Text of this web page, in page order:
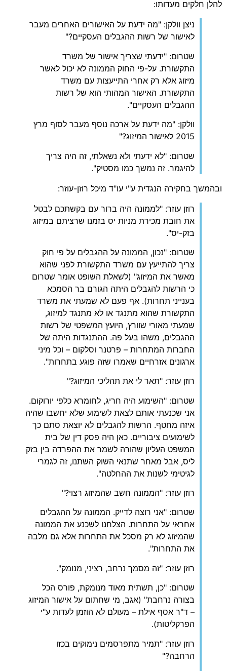
להלן חלקים מעדותו:
ניצן וולקן: "מה ידעת על האישורים האחרים מעבר
לאישור של רשות ההגבלים העסקיים?"
שטרום: "ידעתי שצריך אישור של משרד
התקשורת. על-פי החוק הממונה לא יכול לאשר
מיזוג אלא רק אחרי התייעצות עם משרד
התקשורת. האישור המהותי הוא של רשות
ההגבלים העסקיים".
וולקן: "מה ידעת על ארכה נוסף מעבר לסוף מרץ
2015 לאישור המיזוג?"
שטרום: "לא ידעתי ולא נשאלתי, זה היה צריך
להיגמר. זה נמשך כמו מסטיק".
ובהמשך בחקירה הנגדית ע"י עו"ד מיכל רוזן-עוזר:
רוזן עוזר: "לממונה היה ברור עם בקשתכם לבטל
את חובת מכירת מניות יס בזמנו שרציתם במיזוג
בזק-יס".
שטרום: "נכון, הממונה על ההגבלים על פי חוק
צריך להתייעץ עם משרד התקשורת לפני שהוא
מאשר את המיזוג" (לשאלת השופט אומר שטרום
כי הרשות להגבלים היתה הגורם בר הסמכא
בענייני תחרות). אף פעם לא שמעתי את משרד
התקשורת שהוא מתנגד או לא מתנגד למיזוג,
שמעתי מאורי שוורץ, היועץ המשפטי של רשות
ההגבלים, משהו בעל פה. ההתנגדות היתה של
החברות המתחרות – פרטנר וסלקום – וכל מיני
ארגונים אזרחיים שאמרו שזה פוגע בתחרות".
רוזן עוזר: "תאר לי את תהליכי המיזוג?"
שטרום: "השימוע היה חריג, לחומרא כלפי יורוקום.
אני שכנעתי אותם לצאת לשימוע שלא יחשבו שהיה
איזה מחטף. הרשות להגבלים לא יוצאת סתם כך
לשימועים ציבוריים. כאן היה פסק דין של בית
המשפט העליון שהורה לשמר את ההפרדה בין בזק
ליס, אבל מאחר שתנאי השוק השתנו, זה לגמרי
לגיטימי לשנות את ההחלטה".
רוזן עוזר: "הממונה חשב שהמיזוג רצוי?"
שטרום: "אני רוצה לדייק. הממונה על ההגבלים
אחראי על התחרות. הצלחנו לשכנע את הממונה
שהמיזוג לא רק מסכל את התחרות אלא גם מלבה
את התחרות".
רוזן עוזר: "זה מסמך נרחב, רציני, מנומק".
שטרום: "כן, תשתית מאוד מנומקת, פורס הכל
בצורה נרחבת" (אגב, מי שחתום על אישור המיזוג
– ד"ר אסף אילת – מעולם לא הוזמן לעדות ע"י
הפרקליטות).
רוזן עוזר: "תמיר מתפרסמים נימוקים בכזו
הרחבה?"